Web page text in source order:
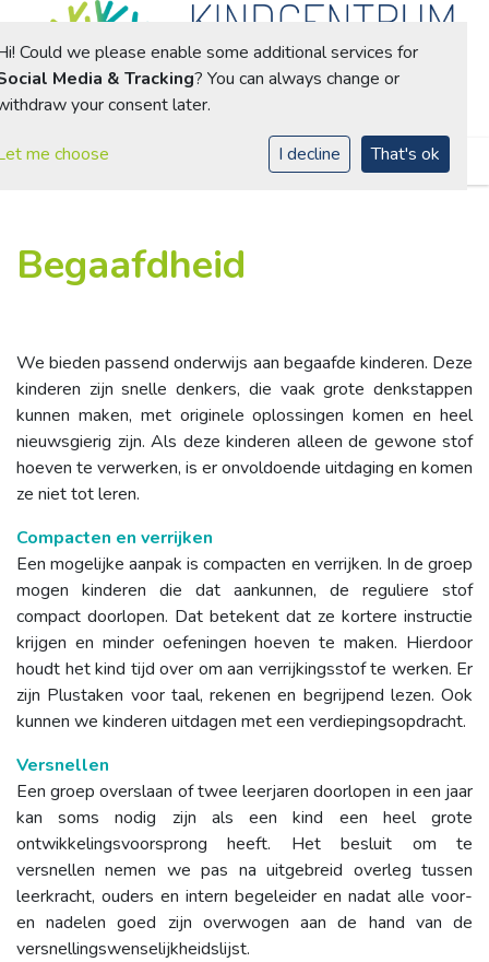
Toggle navigation
Begaafdheid
We bieden passend onderwijs aan begaafde kinderen. Deze
kinderen zijn snelle denkers, die vaak grote denkstappen
kunnen maken, met originele oplossingen komen en heel
nieuwsgierig zijn. Als deze kinderen alleen de gewone stof
hoeven te verwerken, is er onvoldoende uitdaging en komen
ze niet tot leren.
Compacten en verrijken
Een mogelijke aanpak is compacten en verrijken. In de groep
mogen kinderen die dat aankunnen, de reguliere stof
compact doorlopen. Dat betekent dat ze kortere instructie
krijgen en minder oefeningen hoeven te maken. Hierdoor
houdt het kind tijd over om aan verrijkingsstof te werken. Er
zijn Plustaken voor taal, rekenen en begrijpend lezen. Ook
kunnen we kinderen uitdagen met een verdiepingsopdracht.
Versnellen
Een groep overslaan of twee leerjaren doorlopen in een jaar
kan soms nodig zijn als een kind een heel grote
ontwikkelingsvoorsprong heeft. Het besluit om te
versnellen nemen we pas na uitgebreid overleg tussen
leerkracht, ouders en intern begeleider en nadat alle voor-
en nadelen goed zijn overwogen aan de hand van de
versnellingswenselijkheidslijst.
Could we please enable some additional services for
Media & Tracking? You can always change or
your consent later.
me choose I decline That's ok